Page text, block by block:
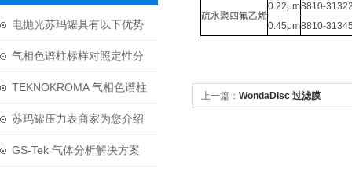
电抛光苏玛罐具有以下优势
气相色谱柱标样对照定性分
析
TEKNOKROMA 气相色谱柱
替代 岛津、AGILENT、
SUPELCO、 RESTEK 等品
苏玛罐压力表商家为您介绍
压力表的那些知识
GS-Tek 气体分析解决方案
疏水聚四氟乙烯
0.22μm8810-
0.45μm8810-
上一篇： WondaDisc 过滤膜